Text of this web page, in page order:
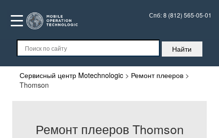
Спб:8 (812) 565-05-01
Сервисный центр Motechnologic > Ремонт плееров >
Thomson
Ремонт плееров Thomson